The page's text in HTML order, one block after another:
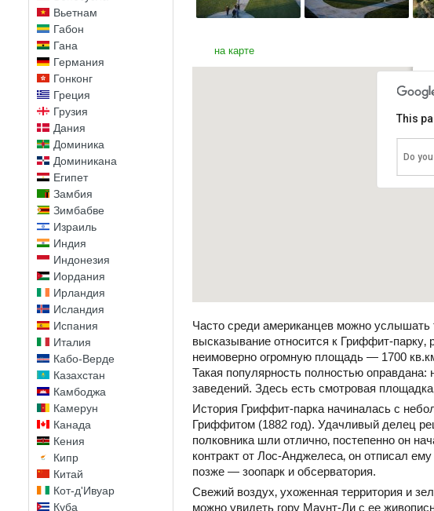
Вьетнам
Габон
Гана
Германия
Гонконг
Греция
Грузия
Дания
Доминика
Доминикана
Египет
Замбия
Зимбабве
Израиль
Индия
Индонезия
Иордания
Ирландия
Исландия
Испания
Италия
Кабо-Верде
Казахстан
Камбоджа
Камерун
Канада
Кения
Кипр
Китай
Кот-д'Ивуар
Куба
на карте
This
Do
Часто среди американцев можно
высказывание относится к Гриффит-
неимоверно огромную площадь — 1700
Такая популярность полностью оправдана:
заведений. Здесь есть смотровая
История Гриффит-парка начиналась с
Гриффитом (1882 год). Удачливый делец
полковника шли отлично‚ постепенно он
контракт от Лос-Анджелеса‚ он отписал
позже — зоопарк и обсерватория.
Свежий воздух‚ ухоженная территория и
можно увидеть гору Маунт-Ли с ее